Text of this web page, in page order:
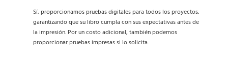
Sí, proporcionamos pruebas digitales para todos los proyectos,
garantizando que su libro cumpla con sus expectativas antes de
la impresión. Por un costo adicional, también podemos
proporcionar pruebas impresas si lo solicita.